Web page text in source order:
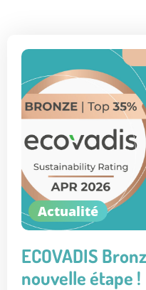
Actualité
ECOVADIS
nouvelle étape !